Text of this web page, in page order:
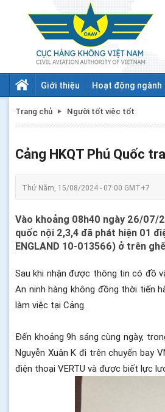
Giới thiệu Hoạt động ngành
Trang chủ Người tốt việc tốt
Cảng HKQT Phú Quốc
Thứ Năm, 15/08/2024 - 07:00 GMT+7
Vào khoảng 08h40 ngày 26/07/
quốc nội 2,3,4 đã phát hiện 01
ENGLAND 10-013566) ở trên
Sau khi nhận được thông tin có đồ
An ninh hàng không đồng thời tiến
làm việc tại Cảng.
Đến khoảng 9h sáng cùng ngày,
Nguyễn Xuân K đi trên chuyến bay
điện thoại VERTU và được biết lực